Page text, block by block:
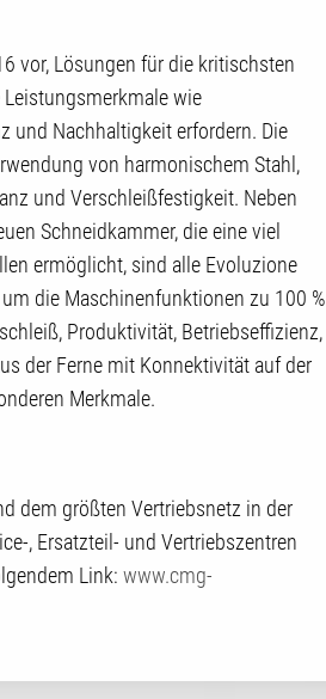
vor, Lösungen für die kritischsten
wie
und Nachhaltigkeit erfordern. Die
von harmonischem Stahl,
und Verschleißfestigkeit. Neben
Schneidkammer, die eine viel
ermöglicht, sind alle Evoluzione
die Maschinenfunktionen zu 100 %
Produktivität, Betriebseffizienz,
der Ferne mit Konnektivität auf der
Merkmale.
dem größten Vertriebsnetz in der
, Ersatzteil- und Vertriebszentren
Link: www.cmg-